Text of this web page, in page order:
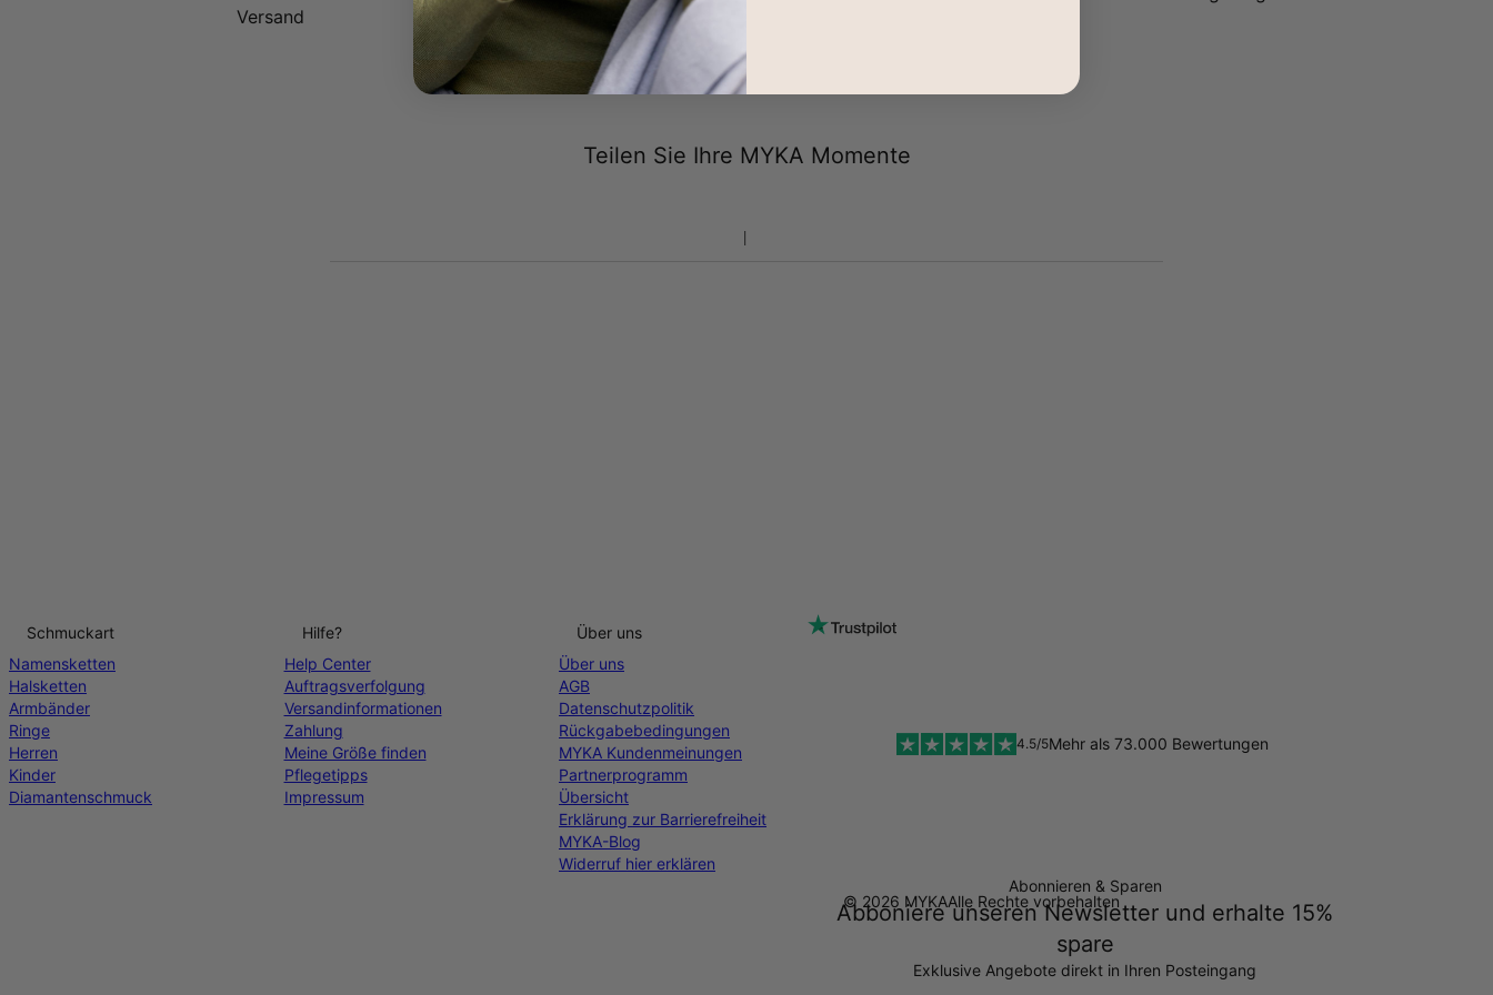
Versand
Rücksendungen
Teilen Sie Ihre MYKA Momente
Abonnieren & Sparen
Abboniere unseren Newsletter und erhalte 15%
spare
Exklusive Angebote direkt in Ihren Posteingang
Schmuckart
Namensketten
Halsketten
Armbänder
Ringe
Herren
Kinder
Diamantenschmuck
Hilfe?
Help Center
Auftragsverfolgung
Versandinformationen
Zahlung
Meine Größe finden
Pflegetipps
Impressum
Über uns
Über uns
AGB
Datenschutzpolitik
Rückgabebedingungen
MYKA Kundenmeinungen
Partnerprogramm
Übersicht
Erklärung zur Barrierefreiheit
MYKA-Blog
Widerruf hier erklären
4.5/5Mehr als 73.000 Bewertungen
© 2026 MYKAAlle Rechte vorbehalten